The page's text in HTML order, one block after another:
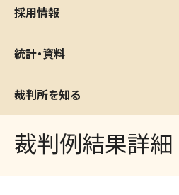
採用情報
統計・資料
裁判所を知る
裁判例結果詳細